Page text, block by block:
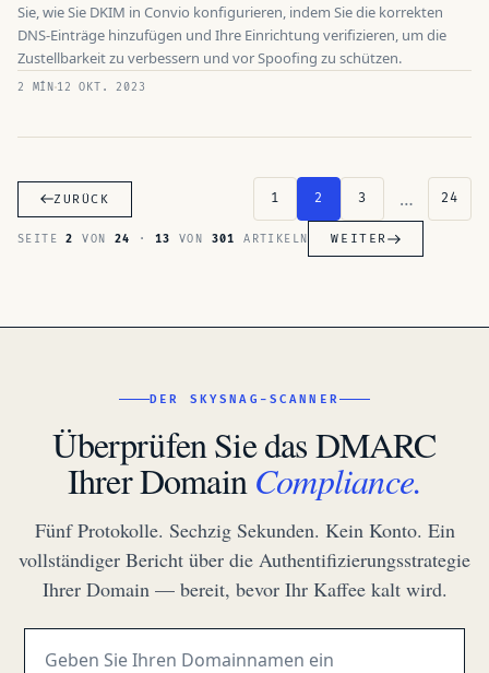
Sie, wie Sie DKIM in Convio konfigurieren, indem Sie die korrekten
DNS-Einträge hinzufügen und Ihre Einrichtung verifizieren, um die
Zustellbarkeit zu verbessern und vor Spoofing zu schützen.
2 MÍN 12 OKT. 2023
ZURÜCK 1 2 3 … 24
SEITE2 VON 24 · 13 VON 301 ARTIKELN WEITER
DER SKYSNAG-SCANNER
Überprüfen Sie das DMARC
Ihrer Domain Compliance.
Fünf Protokolle. Sechzig Sekunden. Kein Konto. Ein
vollständiger Bericht über die Authentifizierungsstrategie
Ihrer Domain — bereit, bevor Ihr Kaffee kalt wird.